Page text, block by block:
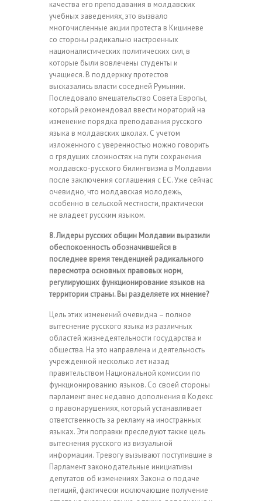
качества его преподавания в молдавских
учебных заведениях, это вызвало
многочисленные акции протеста в Кишиневе
со стороны радикально настроенных
националистических политических сил, в
которые были вовлечены студенты и
учащиеся. В поддержку протестов
высказались власти соседней Румынии.
Последовало вмешательство Совета Европы,
который рекомендовал ввести мораторий на
изменение порядка преподавания русского
языка в молдавских школах. С учетом
изложенного с уверенностью можно говорить
о грядущих сложностях на пути сохранения
молдавско-русского билингвизма в Молдавии
после заключения соглашения с ЕС. Уже сейчас
очевидно, что молдавская молодежь,
особенно в сельской местности, практически
не владеет русским языком.
8. Лидеры русских общин Молдавии выразили
обеспокоенность обозначившейся в
последнее время тенденцией радикального
пересмотра основных правовых норм,
регулирующих функционирование языков на
территории страны. Вы разделяете их мнение?
Цель этих изменений очевидна – полное
вытеснение русского языка из различных
областей жизнедеятельности государства и
общества. На это направлена и деятельность
учрежденной несколько лет назад
правительством Национальной комиссии по
функционированию языков. Со своей стороны
парламент внес недавно дополнения в Кодекс
о правонарушениях, который устанавливает
ответственность за рекламу на иностранных
языках. Эти поправки преследуют также цель
вытеснения русского из визуальной
информации. Тревогу вызывают поступившие в
Парламент законодательные инициативы
депутатов об изменениях Закона о подаче
петиций, фактически исключающие получение